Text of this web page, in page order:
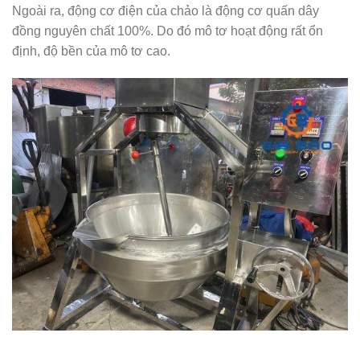
Ngoài ra, động cơ điện của chảo là động cơ quấn dây
đồng nguyên chất 100%. Do đó mô tơ hoạt động rất ổn
định, độ bền của mô tơ cao.